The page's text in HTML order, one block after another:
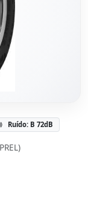
Ruído: B 72dB